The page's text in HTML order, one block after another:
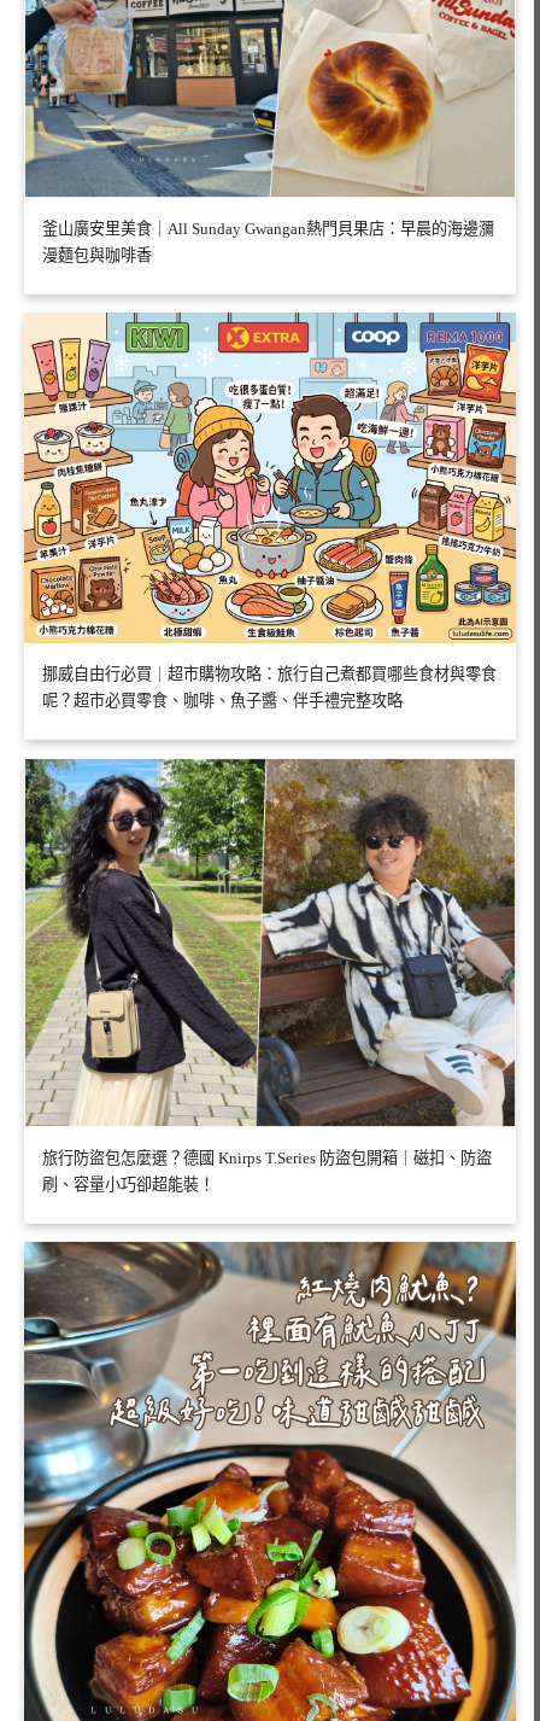
釜山廣安里美食｜All Sunday Gwangan熱門貝果店：早晨的海邊瀰
漫麵包與咖啡香
挪威自由行必買｜超市購物攻略：旅行自己煮都買哪些食材與零食
呢？超市必買零食、咖啡、魚子醬、伴手禮完整攻略
旅行防盜包怎麼選？德國 Knirps T.Series 防盜包開箱｜磁扣、防盜
刷、容量小巧卻超能裝！